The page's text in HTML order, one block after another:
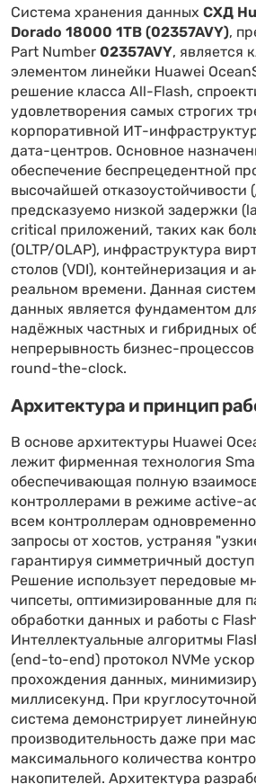
Система хранения данных СХД
Dorado 18000 1TB (02357AVY),
Part Number02357AVY, является
элементом линейки Huawei
решение класса All-Flash,
удовлетворения самых строгих
корпоративной ИТ-
дата-центров. Основное
обеспечение беспрецедентной
высочайшей отказоустойчивости
предсказуемо низкой задержки
critical приложений, таких как
(OLTP/OLAP), инфраструктура
столов (VDI), контейнеризация и
реальном времени. Данная
данных является фундаментом
надёжных частных и гибридных
непрерывность бизнес-
round-the-clock.
Архитектура и принцип
В основе архитектуры Huawei
лежит фирменная технология
обеспечивающая полную
контроллерами в режиме active-
всем контроллерам
запросы от хостов, устраняя
гарантируя симметричный
Решение использует передовые
чипсеты, оптимизированные для
обработки данных и работы с
Интеллектуальные алгоритмы
(end-to-end) протокол NVMe
прохождения данных,
миллисекунд. При
система демонстрирует
производительность даже при
максимального количества
накопителей. Архитектура